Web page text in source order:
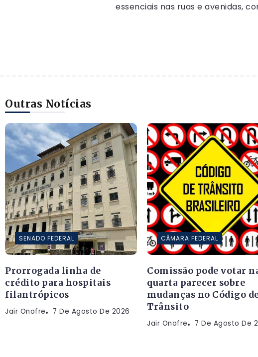
essenciais nas ruas e avenidas,
Outras Notícias
SENADO FEDERAL
Prorrogada linha de
crédito para hospitais
filantrópicos
Jair Onofre 7 De Agosto De 2026
CÂMARA FEDERAL
Comissão pode votar
quarta parecer sobre
mudanças no Código
Trânsito
Jair Onofre 7 De Agosto De